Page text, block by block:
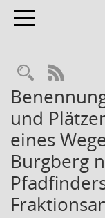
Toggle navigation
RSS-
und
eines
Burgberg